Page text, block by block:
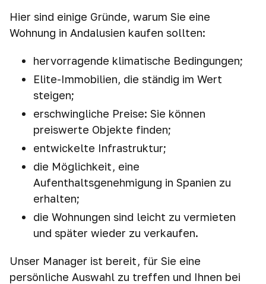
Hier sind einige Gründe, warum Sie eine
Wohnung in Andalusien kaufen sollten:
hervorragende klimatische Bedingungen;
Elite-Immobilien, die ständig im Wert
steigen;
erschwingliche Preise: Sie können
preiswerte Objekte finden;
entwickelte Infrastruktur;
die Möglichkeit, eine
Aufenthaltsgenehmigung in Spanien zu
erhalten;
die Wohnungen sind leicht zu vermieten
und später wieder zu verkaufen.
Unser Manager ist bereit, für Sie eine
persönliche Auswahl zu treffen und Ihnen bei